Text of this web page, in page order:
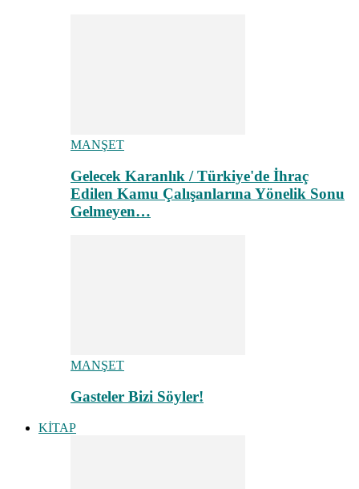
MANŞET
Gelecek Karanlık / Türkiye'de İhraç
Edilen Kamu Çalışanlarına Yönelik Sonu
Gelmeyen…
MANŞET
Gasteler Bizi Söyler!
KİTAP